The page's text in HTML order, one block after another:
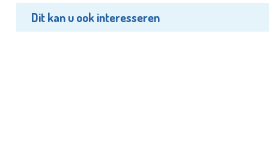
Dit kan u ook interesseren